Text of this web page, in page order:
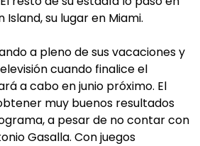
su lugar en Miami.
a pleno de sus vacaciones y
cuando finalice el
a cabo en junio próximo. El
muy buenos resultados
a pesar de no contar con
Gasalla. Con juegos